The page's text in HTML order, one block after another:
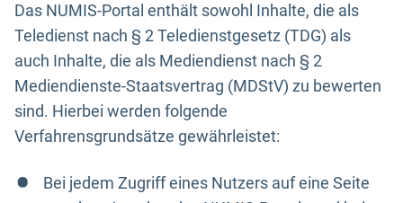
Das NUMIS-Portal enthält sowohl Inhalte, die als
Teledienst nach § 2 Teledienstgesetz (TDG) als
auch Inhalte, die als Mediendienst nach § 2
Mediendienste-Staatsvertrag (MDStV) zu bewerten
sind. Hierbei werden folgende
Verfahrensgrundsätze gewährleistet:
Bei jedem Zugriff eines Nutzers auf eine Seite